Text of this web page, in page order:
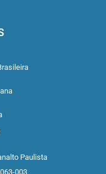
Paulista
003